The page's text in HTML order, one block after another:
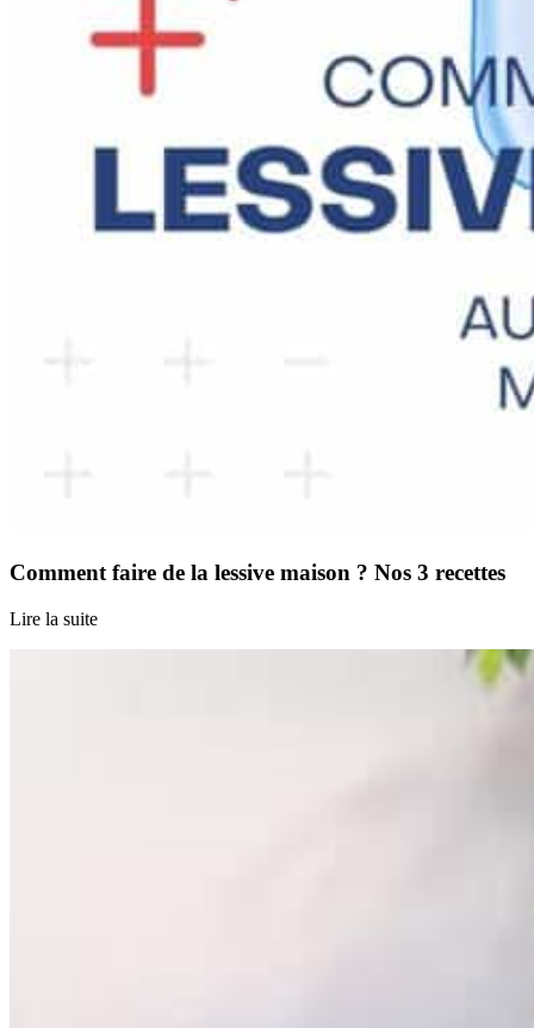
Comment faire de la lessive maison ? Nos 3 recettes
Lire la suite